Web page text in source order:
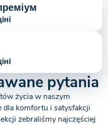
pytania
życia w naszym
dla komfortu i satysfakcji
zebraliśmy najczęściej